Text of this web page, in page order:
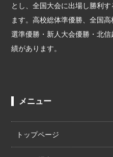
とし、全国大会に出場し勝利
ます。高校総体準優勝、全国
選準優勝・新人大会優勝・北
績があります。
メニュー
トップページ